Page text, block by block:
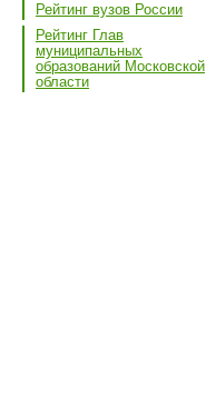
Рейтинг вузов России
Рейтинг Глав
муниципальных
образований Московской
области